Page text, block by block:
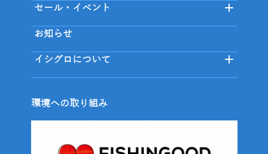
セール・イベント
お知らせ
イシグロについて
環境への取り組み